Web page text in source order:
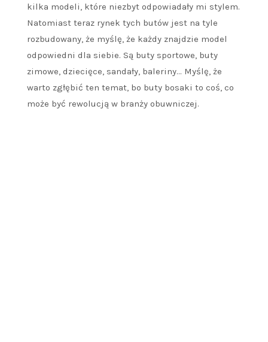
kilka modeli, które niezbyt odpowiadały mi stylem.
Natomiast teraz rynek tych butów jest na tyle
rozbudowany, że myślę, że każdy znajdzie model
odpowiedni dla siebie. Są buty sportowe, buty
zimowe, dziecięce, sandały, baleriny… Myślę, że
warto zgłębić ten temat, bo buty bosaki to coś, co
może być rewolucją w branży obuwniczej.